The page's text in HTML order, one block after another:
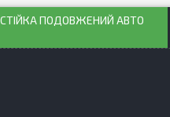
ПОДОВЖЕНИЙ АВТО